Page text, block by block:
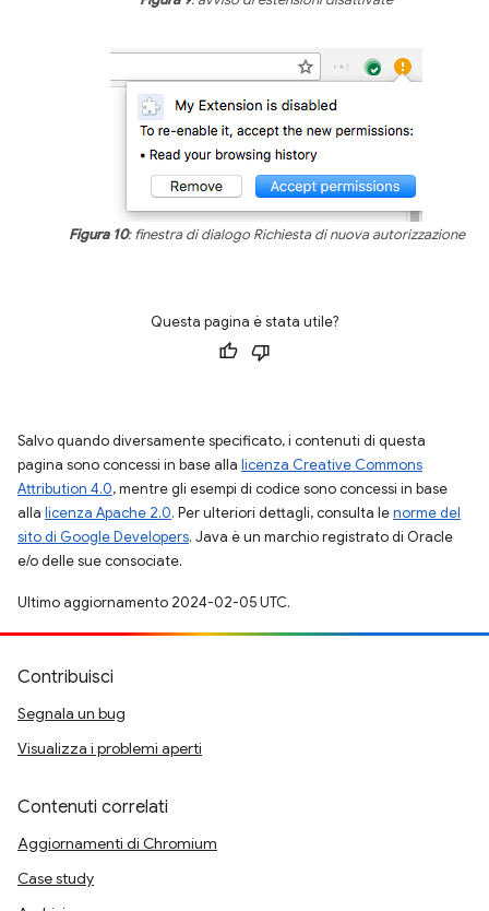
Figura 10: finestra di dialogo Richiesta di nuova autorizzazione
Questa pagina è stata utile?
Salvo quando diversamente specificato, i contenuti di questa
pagina sono concessi in base alla licenza Creative Commons
Attribution 4.0, mentre gli esempi di codice sono concessi in base
alla licenza Apache 2.0. Per ulteriori dettagli, consulta lenorme del
sito di Google Developers. Java è un marchio registrato di Oracle
e/o delle sue consociate.
Ultimo aggiornamento 2024-02-05 UTC.
Contribuisci
Segnala un bug
Visualizza i problemi aperti
Contenuti correlati
Aggiornamenti di Chromium
Case study